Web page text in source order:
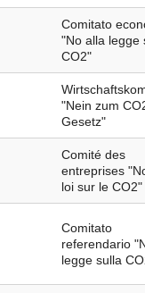
Comitato
"No alla legge
CO2"
"Nein zum
Gesetz"
Comité des
entreprises
loi sur le CO2"
Comitato
referendario
legge sulla